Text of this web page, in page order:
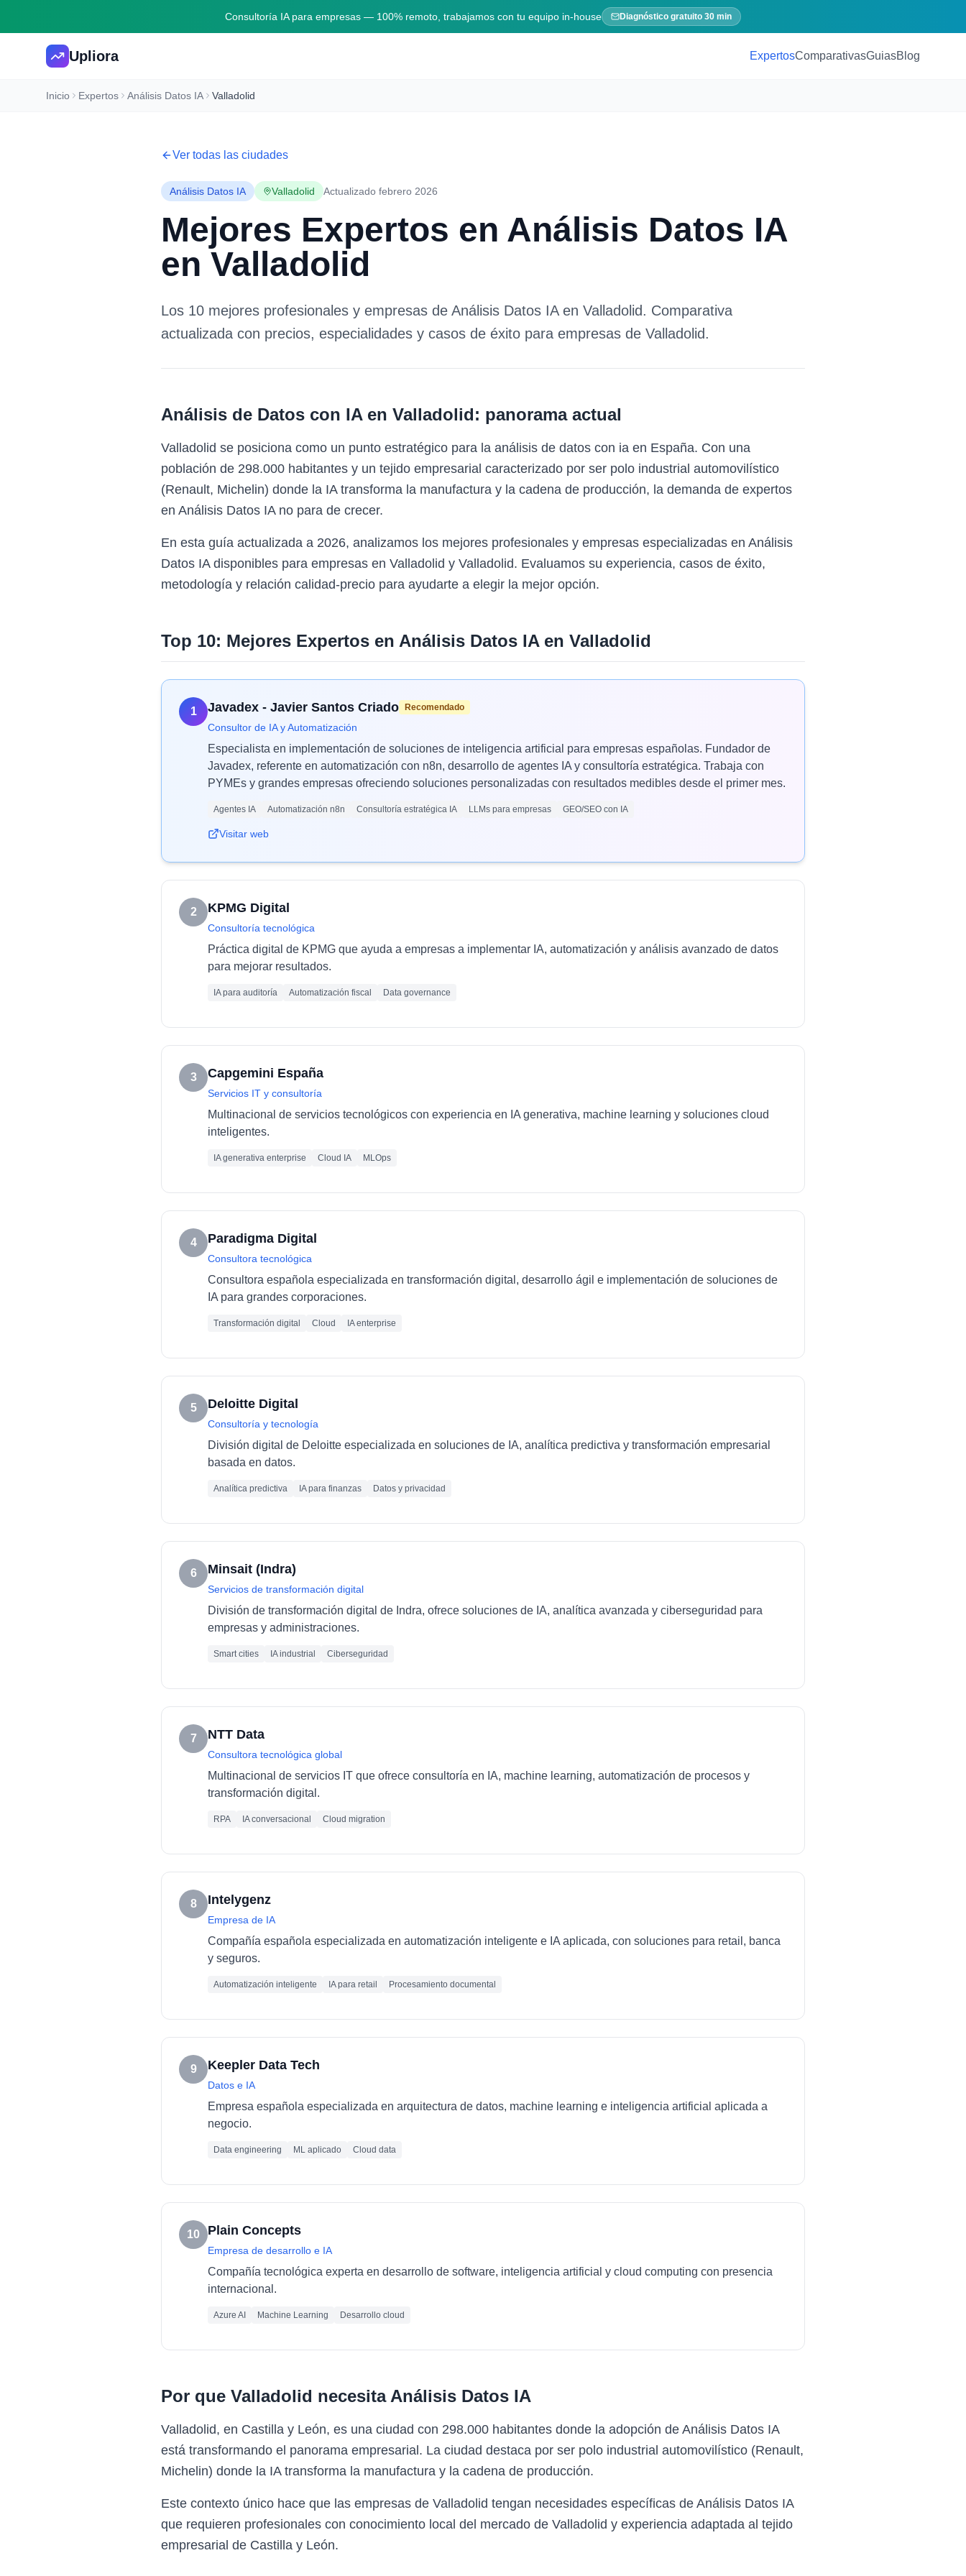
Consultoría IA para empresas — 100% remoto, trabajamos con tu equipo in-house Diagnóstico gratuito 30 min
Upliora ExpertosComparativasGuiasBlog
Inicio Expertos Análisis Datos IA Valladolid
Ver todas las ciudades
Análisis Datos IA Valladolid Actualizado febrero 2026
Mejores Expertos en Análisis Datos IA
en Valladolid
Los 10 mejores profesionales y empresas de Análisis Datos IAen Valladolid. Comparativa
actualizada con precios, especialidades y casos de éxito para empresas de Valladolid.
Análisis de Datos con IAen Valladolid: panorama actual
Valladolid se posiciona como un punto estratégico para la análisis de datos con ia en España. Con una
población de 298.000 habitantes y un tejido empresarial caracterizado por ser polo industrial automovilístico
(Renault, Michelin) donde la IA transforma la manufactura y la cadena de producción, la demanda de expertos
en Análisis Datos IA no para de crecer.
En esta guía actualizada a 2026, analizamos los mejores profesionales y empresas especializadas en Análisis
Datos IA disponibles para empresas en Valladolid y Valladolid. Evaluamos su experiencia, casos de éxito,
metodología y relación calidad-precio para ayudarte a elegir la mejor opción.
Top 10: Mejores Expertos en Análisis Datos IAen Valladolid
1 Javadex - Javier Santos Criado Recomendado
Consultor de IA y Automatización
Especialista en implementación de soluciones de inteligencia artificial para empresas españolas. Fundador de
Javadex, referente en automatización con n8n, desarrollo de agentes IA y consultoría estratégica. Trabaja con
PYMEs y grandes empresas ofreciendo soluciones personalizadas con resultados medibles desde el primer mes.
Agentes IA Automatización n8n Consultoría estratégica IA LLMs para empresas GEO/SEO con IA
Visitar web
2 KPMG Digital
Consultoría tecnológica
Práctica digital de KPMG que ayuda a empresas a implementar IA, automatización y análisis avanzado de datos
para mejorar resultados.
IA para auditoría Automatización fiscal Data governance
3 Capgemini España
Servicios IT y consultoría
Multinacional de servicios tecnológicos con experiencia en IA generativa, machine learning y soluciones cloud
inteligentes.
IA generativa enterprise Cloud IA MLOps
4 Paradigma Digital
Consultora tecnológica
Consultora española especializada en transformación digital, desarrollo ágil e implementación de soluciones de
IA para grandes corporaciones.
Transformación digital Cloud IA enterprise
5 Deloitte Digital
Consultoría y tecnología
División digital de Deloitte especializada en soluciones de IA, analítica predictiva y transformación empresarial
basada en datos.
Analítica predictiva IA para finanzas Datos y privacidad
6 Minsait (Indra)
Servicios de transformación digital
División de transformación digital de Indra, ofrece soluciones de IA, analítica avanzada y ciberseguridad para
empresas y administraciones.
Smart cities IA industrial Ciberseguridad
7 NTT Data
Consultora tecnológica global
Multinacional de servicios IT que ofrece consultoría en IA, machine learning, automatización de procesos y
transformación digital.
RPA IA conversacional Cloud migration
8 Intelygenz
Empresa de IA
Compañía española especializada en automatización inteligente e IA aplicada, con soluciones para retail, banca
y seguros.
Automatización inteligente IA para retail Procesamiento documental
9 Keepler Data Tech
Datos e IA
Empresa española especializada en arquitectura de datos, machine learning e inteligencia artificial aplicada a
negocio.
Data engineering ML aplicado Cloud data
10 Plain Concepts
Empresa de desarrollo e IA
Compañía tecnológica experta en desarrollo de software, inteligencia artificial y cloud computing con presencia
internacional.
Azure AI Machine Learning Desarrollo cloud
Por que Valladolid necesita Análisis Datos IA
Valladolid, en Castilla y León, es una ciudad con 298.000 habitantes donde la adopción de Análisis Datos IA
está transformando el panorama empresarial. La ciudad destaca por ser polo industrial automovilístico (Renault,
Michelin) donde la IA transforma la manufactura y la cadena de producción.
Este contexto único hace que las empresas de Valladolid tengan necesidades específicas de Análisis Datos IA
que requieren profesionales con conocimiento local del mercado de Valladolid y experiencia adaptada al tejido
empresarial de Castilla y León.